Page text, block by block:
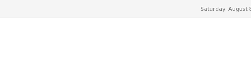
Saturday, August